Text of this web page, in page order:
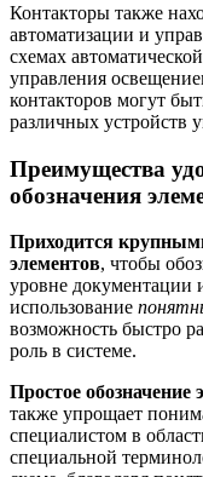
Контакторы также
автоматизации и
схемах
управления
контакторов могут
различных устройств
Преимущества
обозначения
Приходится
элементов, чтобы
уровне документации
использование
возможность быстро
роль в системе.
Простое обозначение
также упрощает
специалистом в
специальной